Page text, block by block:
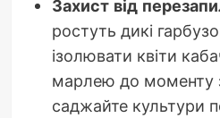
Захист від
ростуть дикі
ізолювати квіти
марлею до моменту
саджайте культури